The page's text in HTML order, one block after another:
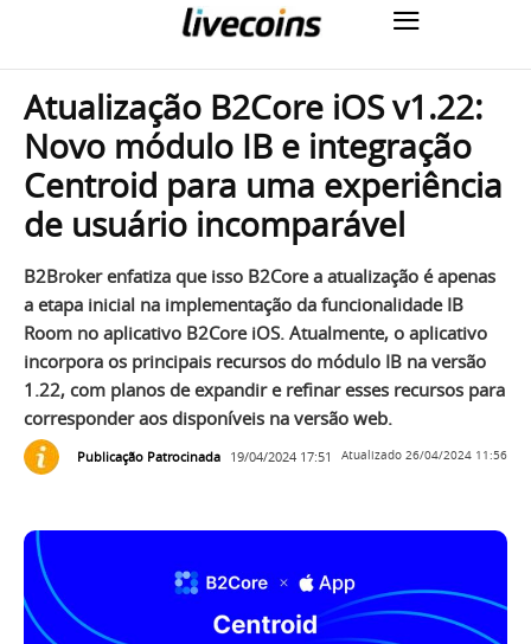
Atualização B2Core iOS v1.22:
Novo módulo IB e integração
Centroid para uma experiência
de usuário incomparável
B2Broker enfatiza que isso B2Core a atualização é apenas
a etapa inicial na implementação da funcionalidade IB
Room no aplicativo B2Core iOS. Atualmente, o aplicativo
incorpora os principais recursos do módulo IB na versão
1.22, com planos de expandir e refinar esses recursos para
corresponder aos disponíveis na versão web.
Publicação Patrocinada 19/04/2024 17:51 Atualizado 26/04/2024 11:56